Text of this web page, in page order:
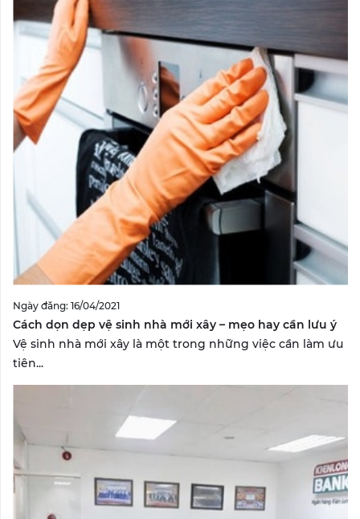
Ngày đăng: 16/04/2021
Cách dọn dẹp vệ sinh nhà mới xây – mẹo hay cần lưu ý
Vệ sinh nhà mới xây là một trong những việc cần làm ưu
tiên...